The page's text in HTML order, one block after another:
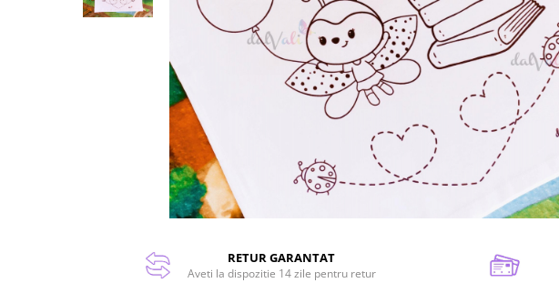
RETUR GARANTAT
Aveti la dispozitie 14 zile pentru retur